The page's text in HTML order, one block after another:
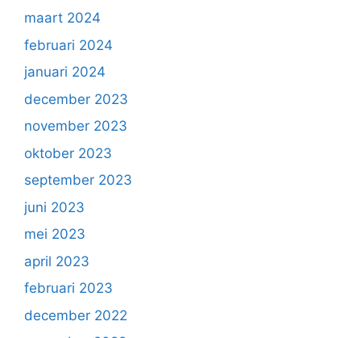
maart 2024
februari 2024
januari 2024
december 2023
november 2023
oktober 2023
september 2023
juni 2023
mei 2023
april 2023
februari 2023
december 2022